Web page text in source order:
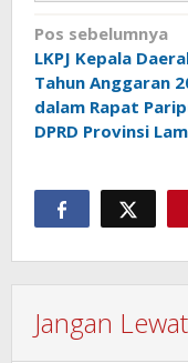
Navigasi
pos
Pos sebelumnya
LKPJ Kepala
Tahun Anggaran
dalam Rapat
DPRD Provinsi
Jangan